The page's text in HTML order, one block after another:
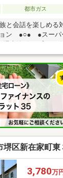
都市ガス
と会話を楽しめ
ョン ●○● ●スーパ
約600ｍ ●日之出
林寺町西店まで約
市立陵西中学校ま
*----*----*御内覧
堺区新在家町
3,780万